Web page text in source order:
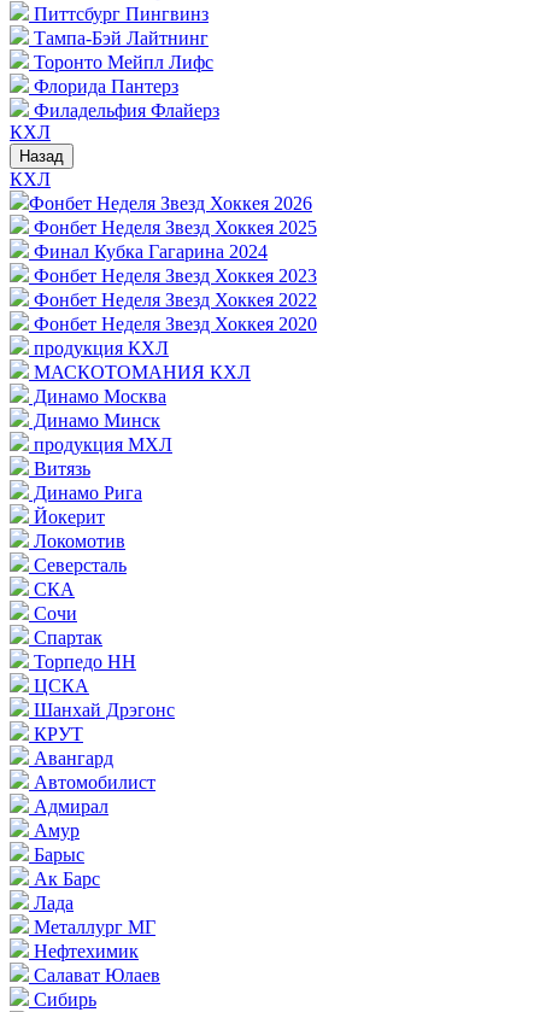
Питтсбург Пингвинз
Тампа-Бэй Лайтнинг
Торонто Мейпл Лифс
Флорида Пантерз
Филадельфия Флайерз
КХЛ
Назад
КХЛ
Фонбет Неделя Звезд Хоккея 2026
Фонбет Неделя Звезд Хоккея 2025
Финал Кубка Гагарина 2024
Фонбет Неделя Звезд Хоккея 2023
Фонбет Неделя Звезд Хоккея 2022
Фонбет Неделя Звезд Хоккея 2020
продукция КХЛ
МАСКОТОМАНИЯ КХЛ
Динамо Москва
Динамо Минск
продукция МХЛ
Витязь
Динамо Рига
Йокерит
Локомотив
Северсталь
СКА
Сочи
Спартак
Торпедо НН
ЦСКА
Шанхай Дрэгонс
КРУТ
Авангард
Автомобилист
Адмирал
Амур
Барыс
Ак Барс
Лада
Металлург МГ
Нефтехимик
Салават Юлаев
Сибирь